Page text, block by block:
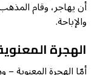
أن يهاجر، وقام
والإباحة.
الهجرة